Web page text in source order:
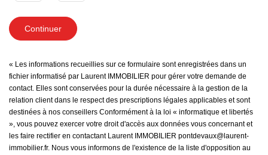
Continuer
« Les informations recueillies sur ce formulaire sont enregistrées dans un
fichier informatisé par Laurent IMMOBILIER pour gérer votre demande de
contact. Elles sont conservées pour la durée nécessaire à la gestion de la
relation client dans le respect des prescriptions légales applicables et sont
destinées à nos conseillers Conformément à la loi « informatique et libertés
», vous pouvez exercer votre droit d'accès aux données vous concernant et
les faire rectifier en contactant Laurent IMMOBILIER pontdevaux@laurent-
immobilier.fr. Nous vous informons de l'existence de la liste d'opposition au